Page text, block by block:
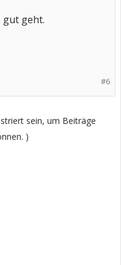
gut geht.
#6
sein, um Beiträge
)